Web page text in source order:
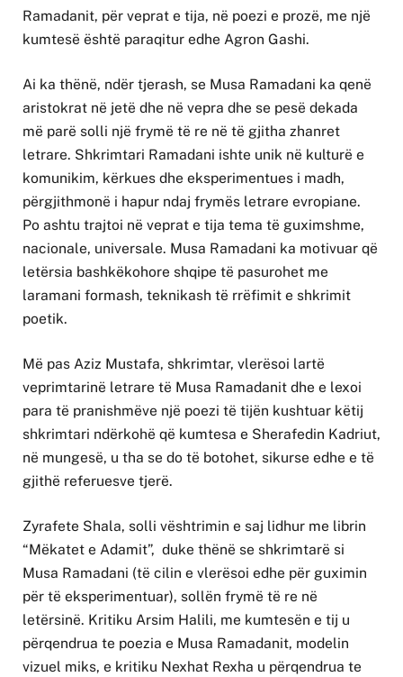
Ramadanit, për veprat e tija, në poezi e prozë, me një
kumtesë është paraqitur edhe Agron Gashi.
Ai ka thënë, ndër tjerash, se Musa Ramadani ka qenë
aristokrat në jetë dhe në vepra dhe se pesë dekada
më parë solli një frymë të re në të gjitha zhanret
letrare. Shkrimtari Ramadani ishte unik në kulturë e
komunikim, kërkues dhe eksperimentues i madh,
përgjithmonë i hapur ndaj frymës letrare evropiane.
Po ashtu trajtoi në veprat e tija tema të guximshme,
nacionale, universale. Musa Ramadani ka motivuar që
letërsia bashkëkohore shqipe të pasurohet me
laramani formash, teknikash të rrëfimit e shkrimit
poetik.
Më pas Aziz Mustafa, shkrimtar, vlerësoi lartë
veprimtarinë letrare të Musa Ramadanit dhe e lexoi
para të pranishmëve një poezi të tijën kushtuar këtij
shkrimtari ndërkohë që kumtesa e Sherafedin Kadriut,
në mungesë, u tha se do të botohet, sikurse edhe e të
gjithë referuesve tjerë.
Zyrafete Shala, solli vështrimin e saj lidhur me librin
“Mëkatet e Adamit”, duke thënë se shkrimtarë si
Musa Ramadani (të cilin e vlerësoi edhe për guximin
për të eksperimentuar), sollën frymë të re në
letërsinë. Kritiku Arsim Halili, me kumtesën e tij u
përqendrua te poezia e Musa Ramadanit, modelin
vizuel miks, e kritiku Nexhat Rexha u përqendrua te